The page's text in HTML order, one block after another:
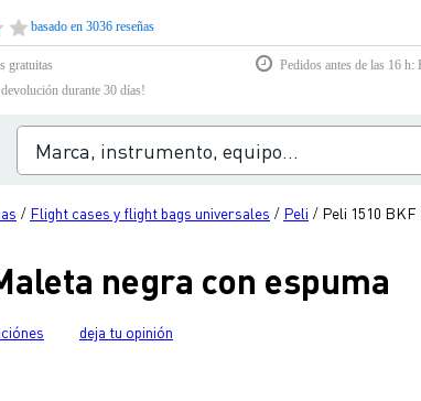
basado en 3036 reseñas
gratuitas
Pedidos antes de las 16 h:
devolución durante 30 días!
/ Flight cases y flight bags universales / Peli / Peli 1510 BKF
negra con espuma
deja tu opinión